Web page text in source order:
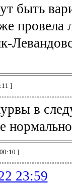
быть
]
в
]
23:59